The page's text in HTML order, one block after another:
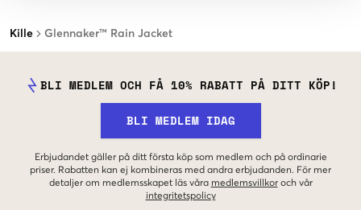
Kille Glennaker™ Rain Jacket
BLI MEDLEM OCH FÅ 10% RABATT PÅ DITT KÖP!
BLI MEDLEM IDAG
Erbjudandet gäller på ditt första köp som medlem och på ordinarie
priser. Rabatten kan ej kombineras med andra erbjudanden. För mer
detaljer om medlemsskapet läs våra medlemsvillkor och vår
integritetspolicy